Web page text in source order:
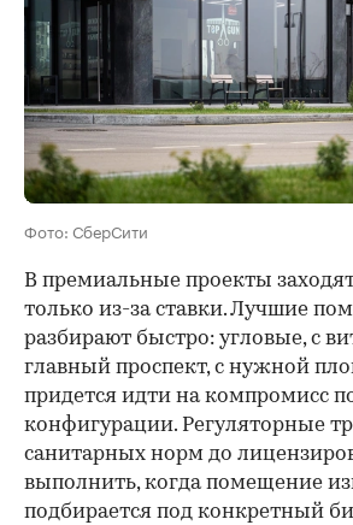
Фото: СберСити
В премиальные проекты
только из-за ставки. Лучшие
разбирают быстро: угловые, с
главный проспект, с нужной
придется идти на компромисс
конфигурации. Регуляторные
санитарных норм до
выполнить, когда помещение
подбирается под конкретный